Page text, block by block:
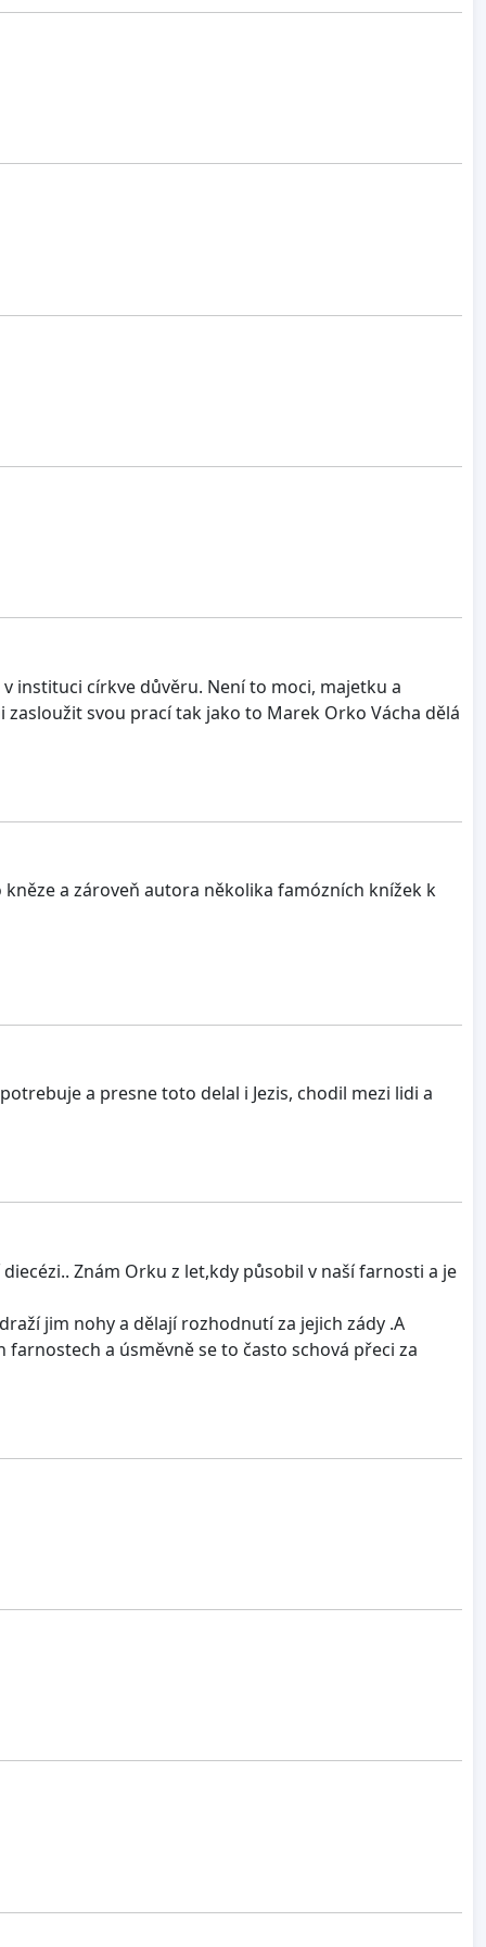
instituci církve důvěru. Není to moci, majetku a
svou prací tak jako to Marek Orko Vácha dělá
a zároveň autora několika famózních knížek k
a presne toto delal i Jezis, chodil mezi lidi a
Znám Orku z let,kdy působil v naší farnosti a je
jim nohy a dělají rozhodnutí za jejich zády .A
a úsměvně se to často schová přeci za